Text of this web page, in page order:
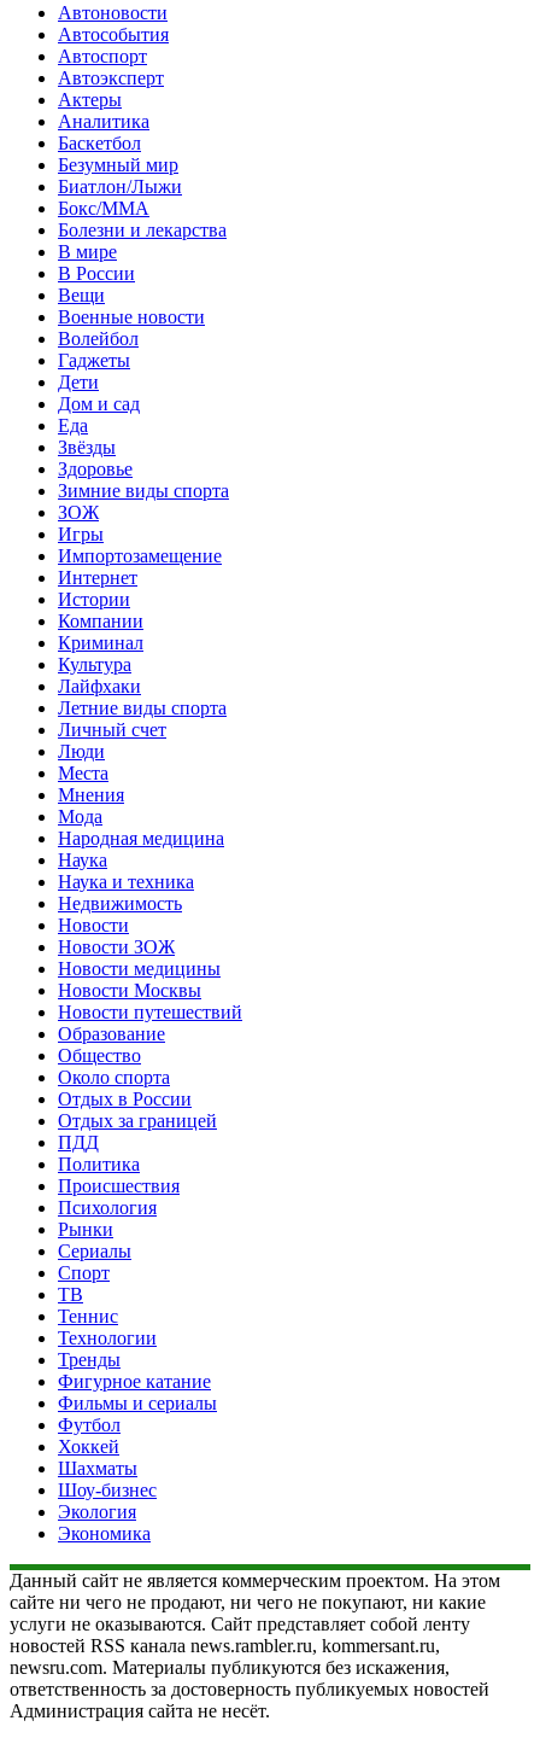
Автоновости
Автособытия
Автоспорт
Автоэксперт
Актеры
Аналитика
Баскетбол
Безумный мир
Биатлон/Лыжи
Бокс/MMA
Болезни и лекарства
В мире
В России
Вещи
Военные новости
Волейбол
Гаджеты
Дети
Дом и сад
Еда
Звёзды
Здоровье
Зимние виды спорта
ЗОЖ
Игры
Импортозамещение
Интернет
Истории
Компании
Криминал
Культура
Лайфхаки
Летние виды спорта
Личный счет
Люди
Места
Мнения
Мода
Народная медицина
Наука
Наука и техника
Недвижимость
Новости
Новости ЗОЖ
Новости медицины
Новости Москвы
Новости путешествий
Образование
Общество
Около спорта
Отдых в России
Отдых за границей
ПДД
Политика
Происшествия
Психология
Рынки
Сериалы
Спорт
ТВ
Теннис
Технологии
Тренды
Фигурное катание
Фильмы и сериалы
Футбол
Хоккей
Шахматы
Шоу-бизнес
Экология
Экономика
Данный сайт не является коммерческим проектом. На этом
сайте ни чего не продают, ни чего не покупают, ни какие
услуги не оказываются. Сайт представляет собой ленту
новостей RSS канала news.rambler.ru, kommersant.ru,
newsru.com. Материалы публикуются без искажения,
ответственность за достоверность публикуемых новостей
Администрация сайта не несёт.